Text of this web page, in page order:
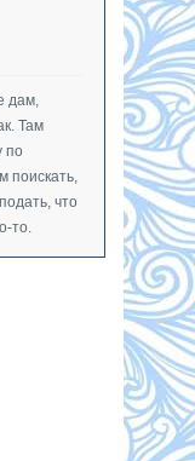
дам,
Там
по
что
то.